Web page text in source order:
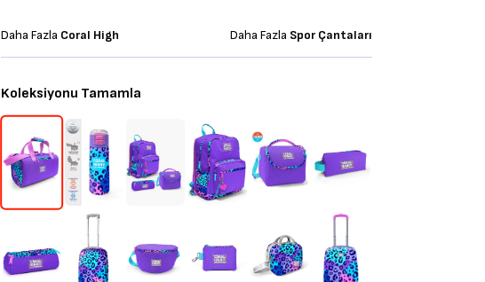
Daha Fazla Coral High Daha Fazla Spor Çantaları
Koleksiyonu Tamamla